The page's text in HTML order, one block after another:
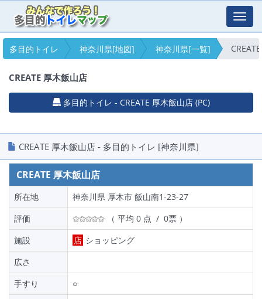
多目的トイレ
神奈川県[地図] 神奈川県[一覧]
CREATE 厚木飯山店
多目的トイレ - CREATE 厚木飯山店 (PC)
CREATE 厚木飯山店 - 多目的トイレ [神奈川県]
CREATE 厚木飯山店
所在地
神奈川県 厚木市 飯山南1-23-27
評価
（ 平均 0 点 / 0票 ）
施設
店 ショッピング
広さ
手すり
○